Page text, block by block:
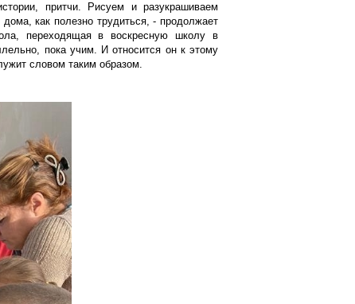
притчи. Рисуем и разукрашиваем
как полезно трудиться, - продолжает
переходящая в воскресную школу в
пока учим. И относится он к этому
словом таким образом.